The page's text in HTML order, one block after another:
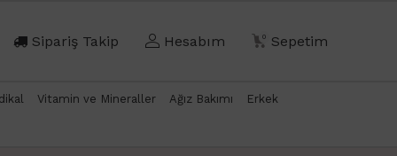
Sipariş Takip Hesabım 0 Sepetim
Vitamin ve Mineraller Ağız Bakımı Erkek